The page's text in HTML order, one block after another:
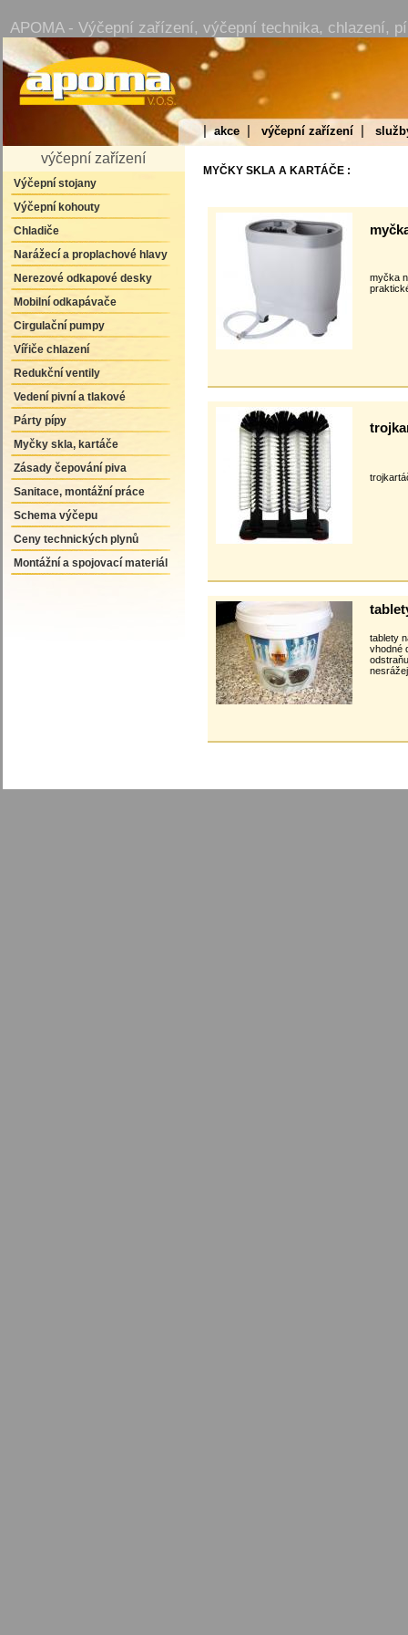
APOMA - Výčepní zařízení, výčepní technika, chlazení,
|akce| výčepní zařízení|
výčepní zařízení
Výčepní stojany
Výčepní kohouty
Chladiče
Narážecí a proplachové hlavy
Nerezové odkapové desky
Mobilní odkapávače
Cirgulační pumpy
Vířiče chlazení
Redukční ventily
Vedení pivní a tlakové
Párty pípy
Myčky skla, kartáče
Zásady čepování piva
Sanitace, montážní práce
Schema výčepu
Ceny technických plynů
Montážní a spojovací materiál
MYČKY SKLA A KARTÁČE :
myčka
tablety
vhodné